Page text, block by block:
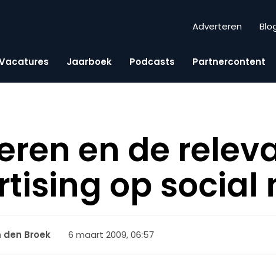
Adverteren
Jaarboek Podcasts Partnercontent
en de
op social
Broek 6 maart 2009, 06:57